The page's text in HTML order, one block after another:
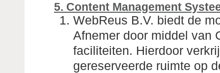
5. Content Management
WebReus B.V. biedt de
Afnemer door middel van
faciliteiten. Hierdoor
gereserveerde ruimte op